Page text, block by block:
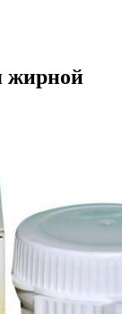
жирной